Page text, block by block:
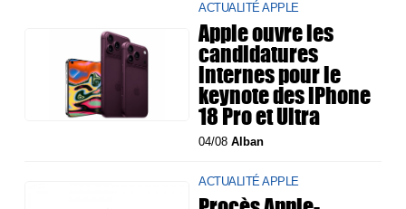
ACTUALITÉ APPLE
Apple ouvre les
candidatures
internes pour le
keynote des iPhone
18 Pro et Ultra
04/08Alban
ACTUALITÉ APPLE